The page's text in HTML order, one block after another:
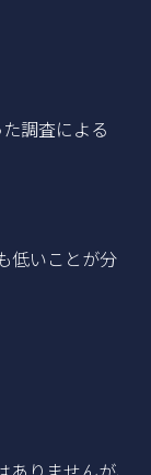
調査による
低いことが分